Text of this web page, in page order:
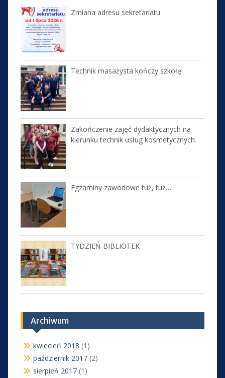
Zmiana adresu sekretariatu
Technik masażysta kończy szkołę!
Zakończenie zajęć dydaktycznych na
kierunku technik usług kosmetycznych.
Egzaminy zawodowe tuż, tuż…
TYDZIEŃ BIBLIOTEK
Archiwum
kwiecień 2018 (1)
październik 2017(2)
sierpień 2017(1)